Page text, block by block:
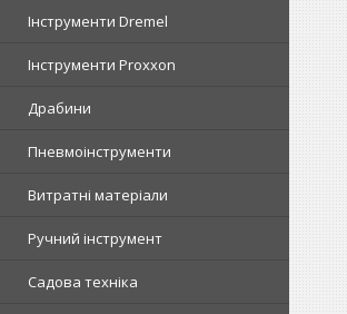
Інструменти Dremel
Інструменти Proxxon
Драбини
Пневмоінструменти
Витратні матеріали
Ручний інструмент
Садова техніка